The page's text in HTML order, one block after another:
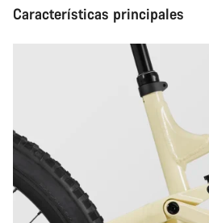
Características principales